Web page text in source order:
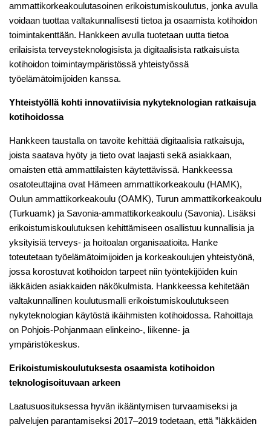
ammattikorkeakoulutasoinen erikoistumiskoulutus, jonka avulla
voidaan tuottaa valtakunnallisesti tietoa ja osaamista kotihoidon
toimintakenttään. Hankkeen avulla tuotetaan uutta tietoa
erilaisista terveysteknologisista ja digitaalisista ratkaisuista
kotihoidon toimintaympäristössä yhteistyössä
työelämätoimijoiden kanssa.
Yhteistyöllä kohti innovatiivisia nykyteknologian ratkaisuja
kotihoidossa
Hankkeen taustalla on tavoite kehittää digitaalisia ratkaisuja,
joista saatava hyöty ja tieto ovat laajasti sekä asiakkaan,
omaisten että ammattilaisten käytettävissä. Hankkeessa
osatoteuttajina ovat Hämeen ammattikorkeakoulu (HAMK),
Oulun ammattikorkeakoulu (OAMK), Turun ammattikorkeakoulu
(Turkuamk) ja Savonia-ammattikorkeakoulu (Savonia). Lisäksi
erikoistumiskoulutuksen kehittämiseen osallistuu kunnallisia ja
yksityisiä terveys- ja hoitoalan organisaatioita. Hanke
toteutetaan työelämätoimijoiden ja korkeakoulujen yhteistyönä,
jossa korostuvat kotihoidon tarpeet niin työntekijöiden kuin
iäkkäiden asiakkaiden näkökulmista. Hankkeessa kehitetään
valtakunnallinen koulutusmalli erikoistumiskoulutukseen
nykyteknologian käytöstä ikäihmisten kotihoidossa. Rahoittaja
on Pohjois-Pohjanmaan elinkeino-, liikenne- ja
ympäristökeskus.
Erikoistumiskoulutuksesta osaamista kotihoidon
teknologisoituvaan arkeen
Laatusuosituksessa hyvän ikääntymisen turvaamiseksi ja
palvelujen parantamiseksi 2017–2019 todetaan, että ”Iäkkäiden